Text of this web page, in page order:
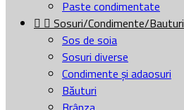
Paste condimentate
  Sosuri/Condimente/Bauturi
Sos de soia
Sosuri diverse
Condimente și adaosuri
Băuturi